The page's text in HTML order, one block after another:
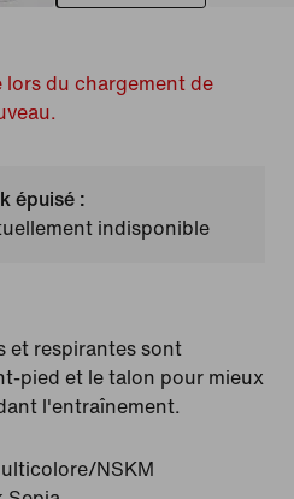
lors du chargement de
épuisé :
indisponible
et respirantes sont
pied et le talon pour mieux
l'entraînement.
NSKM